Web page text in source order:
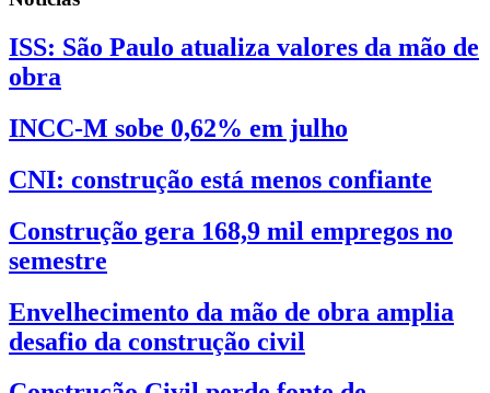
ISS: São Paulo atualiza valores da mão de
obra
INCC-M sobe 0,62% em julho
CNI: construção está menos confiante
Construção gera 168,9 mil empregos no
semestre
Envelhecimento da mão de obra amplia
desafio da construção civil